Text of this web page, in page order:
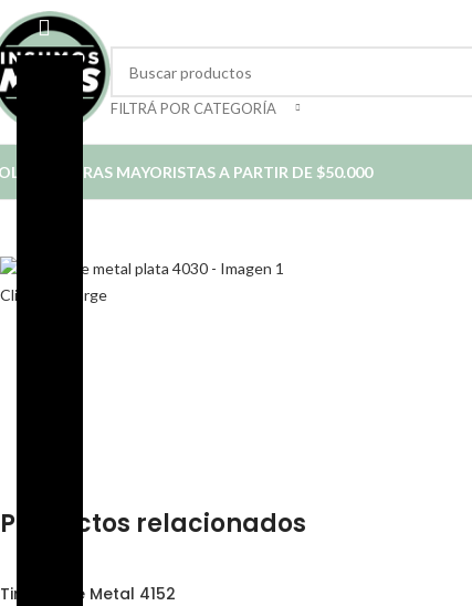
FILTRÁ POR CATEGORÍA
COMPRAS MAYORISTAS A PARTIR DE $50.000
Click to enlarge
Productos relacionados
Tirador de Metal 4152